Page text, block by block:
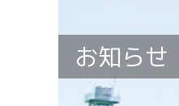
お知らせ